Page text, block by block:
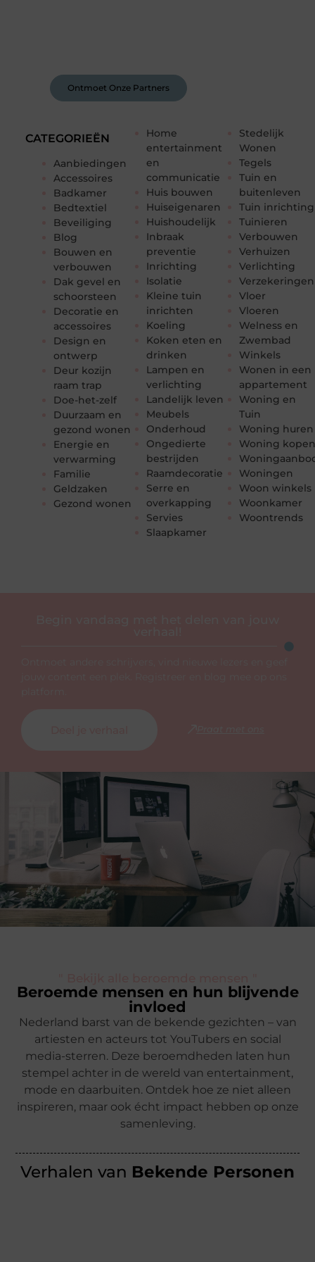
CATEGORIEËN
Aanbiedingen
Accessoires
Badkamer
Bedtextiel
Beveiliging
Blog
Bouwen en
verbouwen
Dak gevel en
schoorsteen
Decoratie en
accessoires
Design en
ontwerp
Deur kozijn
raam trap
Doe-het-zelf
Duurzaam en
gezond wonen
Energie en
verwarming
Familie
Geldzaken
Gezond wonen
Home
entertainment
en
communicatie
Huis bouwen
Huiseigenaren
Huishoudelijk
Inbraak
preventie
Inrichting
Isolatie
Kleine tuin
inrichten
Koeling
Koken eten en
drinken
Lampen en
verlichting
Landelijk leven
Meubels
Onderhoud
Ongedierte
bestrijden
Raamdecoratie
Serre en
overkapping
Servies
Slaapkamer
Stedelijk
Wonen
Tegels
Tuin en
buitenleven
Tuin inrichting
Tuinieren
Verbouwen
Verhuizen
Verlichting
Verzekeringen
Vloer
Vloeren
Welness en
Zwembad
Winkels
Wonen in een
appartement
Woning en
Tuin
Woning huren
Woning
Woningen
Woon winkels
Woonkamer
Woontrends
Ontmoet Onze Partners
Beroemde mensen en hun blijvende
invloed
Nederland barst van de bekende gezichten – van
artiesten en acteurs tot YouTubers en social
media-sterren. Deze beroemdheden laten hun
stempel achter in de wereld van entertainment,
mode en daarbuiten. Ontdek hoe ze niet alleen
inspireren, maar ook écht impact hebben op onze
samenleving.
Verhalen van Bekende Personen